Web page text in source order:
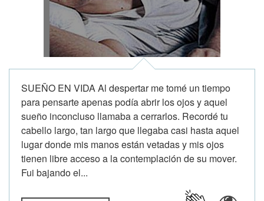
SUEÑO EN VIDA Al despertar me tomé un tiempo
para pensarte apenas podía abrir los ojos y aquel
sueño inconcluso llamaba a cerrarlos. Recordé tu
cabello largo, tan largo que llegaba casi hasta aquel
lugar donde mis manos están vetadas y mis ojos
tienen libre acceso a la contemplación de su mover.
Fui bajando el...